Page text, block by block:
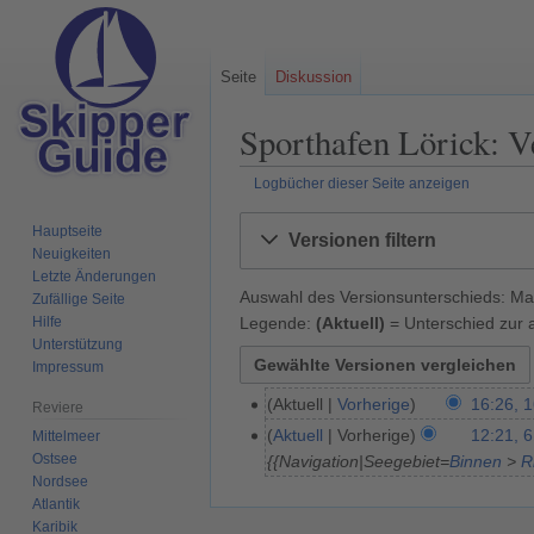
Sporthafen Lörick:
Logbücher dieser Seite anzeigen
Navigation
Suche
Versionen filtern
Auswahl des Versionsunterschieds:
Legende: (Aktuell) = Unterschied zur
e
Aktuell Vorherige 16:26,
Aktuell Vorherige 12:21,
{{Navigation|Seegebiet=Binnen >
Seite Diskussion
Hauptseite
Neuigkeiten
Letzte Änderungen
Zufällige Seite
Hilfe
Unterstützung
Impressum
Reviere
Mittelmeer
Ostsee
Nordsee
Atlantik
Karibik